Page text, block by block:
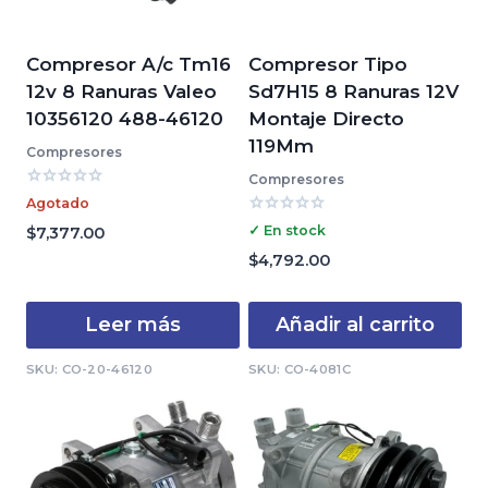
Compresor A/c Tm16
12v 8 Ranuras Valeo
10356120 488-46120
Compresores
Valorado
con
0
de
Agotado
$7,377.00
Leer más
SKU: CO-20-46120
Compresor Tipo
Sd7H15 8 Ranuras 12V
Montaje Directo
119Mm
Compresores
Valorado
0
de
✓ En stock
$4,792.00
Añadir al carrito
SKU: CO-4081C